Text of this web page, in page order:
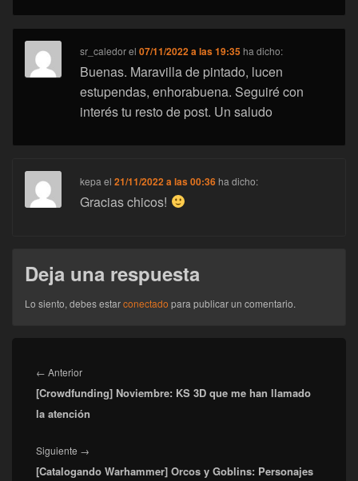
sr_caledorel07/11/2022 a las 19:35 ha dicho:
Buenas. Maravilla de pintado, lucen
estupendas, enhorabuena. Seguiré con
interés tu resto de post. Un saludo
kepa el21/11/2022 a las 00:36 ha dicho:
Gracias chicos!
Deja una respuesta
Lo siento, debes estarconectado para publicar un comentario.
de
entradas
← AnteriorEntrada
anterior:
[Crowdfunding] Noviembre: KS 3D que me han llamado
la atención
Siguiente →
siguiente:
[Catalogando Warhammer] Orcos y Goblins: Personajes